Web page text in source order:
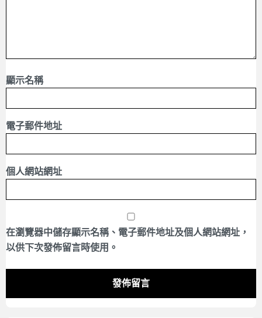
顯示名稱
電子郵件地址
個人網站網址
在瀏覽器中儲存顯示名稱、電子郵件地址及個人網站網址，
以供下次發佈留言時使用。